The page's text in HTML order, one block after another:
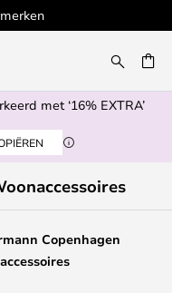
met ‘16% EXTRA’
Copenhagen